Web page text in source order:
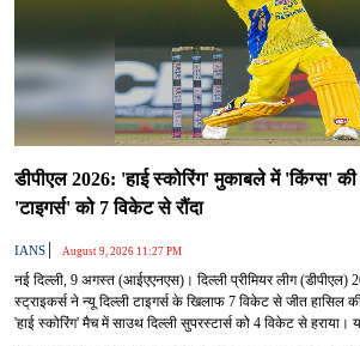
डीपीएल 2026: 'हाई स्कोरिंग' मुकाबले में 'किंग्स'
'टाइगर्स' को 7 विकेट से रौंदा
IANS | August 9, 2026 11:27 PM
नई दिल्ली, 9 अगस्त (आईएएनएस)। दिल्ली प्रीमियर लीग (डीपीएल)
स्ट्राइकर्स ने न्यू दिल्ली टाइगर्स के खिलाफ 7 विकेट से जीत हासिल
'हाई स्कोरिंग' मैच में साउथ दिल्ली सुपरस्टार्स को 4 विकेट से